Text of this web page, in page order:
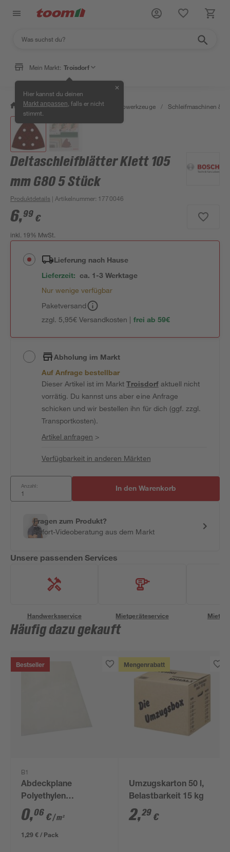
Mein Markt: Troisdorf
Hier kannst du deinen
Markt anpassen , falls er nicht
stimmt.
✕
/ Werkstatt & Maschinen / Elektrowerkzeuge / Schleifmaschinen &
Deltaschleifblätter Klett 105
mm G80 5 Stück
Produktdetails | Artikelnummer: 1770046
6,99 €
inkl. 19% MwSt.
Lieferung nach Hause
Lieferzeit: ca. 1-3 Werktage
Nur wenige verfügbar
Paketversand
zzgl. 5,95€ Versandkosten | frei ab 59€
Abholung im Markt
Auf Anfrage bestellbar
Dieser Artikel ist im MarktTroisdorfaktuell nicht
vorrätig. Du kannst uns aber eine Anfrage
schicken und wir bestellen ihn für dich (ggf. zzgl.
Transportkosten).
Artikel anfragen >
Verfügbarkeit in anderen Märkten
Anzahl: In den Warenkorb
Fragen zum Produkt?
Sofort-Videoberatung aus dem Markt
Unsere passenden Services
Handwerksservice Mietgeräteservice
Häufig dazu gekauft
Bestseller
B1
Abdeckplane
Polyethylen
transparent 4 x 5 m
0,06 €/ m²
1,29 € / Pack
Mengenrabatt
Umzugskarton 50 l,
Belastbarkeit 15 kg
2,29 €